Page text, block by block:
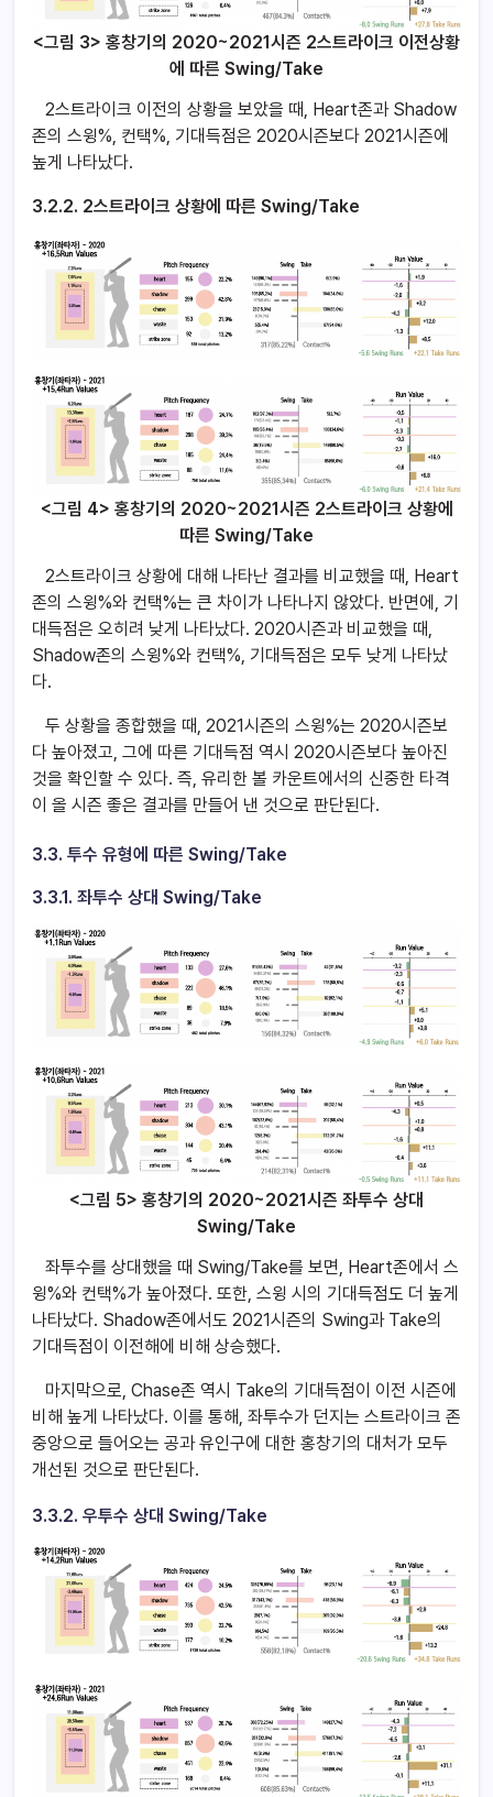
<그림 3> 홍창기의 2020~2021 시즌 2스트라이크 이전상황
에 따른 Swing/Take
2스트라이크 이전의 상황을 보았을 때, Heart존과 Shadow
존의 스윙%, 컨택%, 기대득점은 2020시즌보다 2021시즌에
높게 나타났다.
3.2.2. 2스트라이크 상황에 따른 Swing/Take
<그림 4> 홍창기의 2020~2021시즌 2스트라이크 상황에
따른 Swing/Take
2스트라이크 상황에 대해 나타난 결과를 비교했을 때, Heart
존의 스윙%와 컨택%는 큰 차이가 나타나지 않았다. 반면에, 기
대득점은 오히려 낮게 나타났다. 2020시즌과 비교했을 때,
Shadow존의 스윙%와 컨택%, 기대득점은 모두 낮게 나타났
다.
두 상황을 종합했을 때, 2021시즌의 스윙%는 2020시즌보
다 높아졌고, 그에 따른 기대득점 역시 2020시즌보다 높아진
것을 확인할 수 있다. 즉, 유리한 볼 카운트에서의 신중한 타격
이 올 시즌 좋은 결과를 만들어 낸 것으로 판단된다.
3.3. 투수 유형에 따른 Swing/Take
3.3.1. 좌투수 상대 Swing/Take
<그림 5> 홍창기의 2020~2021시즌 좌투수 상대
Swing/Take
좌투수를 상대했을 때 Swing/Take를 보면, Heart존에서 스
윙%와 컨택%가 높아졌다. 또한, 스윙 시의 기대득점도 더 높게
나타났다. Shadow존에서도 2021시즌의 Swing과 Take의
기대득점이 이전해에 비해 상승했다.
마지막으로, Chase존 역시 Take의 기대득점이 이전 시즌에
비해 높게 나타났다. 이를 통해, 좌투수가 던지는 스트라이크 존
중앙으로 들어오는 공과 유인구에 대한 홍창기의 대처가 모두
개선된 것으로 판단된다.
3.3.2. 우투수 상대 Swing/Take